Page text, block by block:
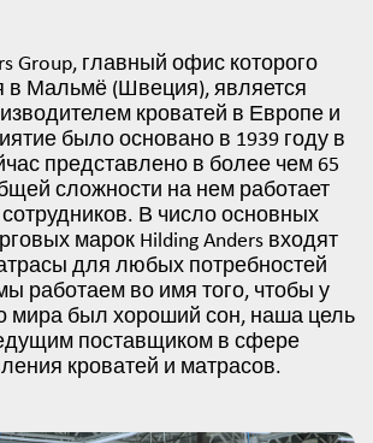
Group, главный офис которого
в Мальмё (Швеция), является
кроватей в Европе и
было основано в 1939 году в
представлено в более чем 65
сложности на нем работает
В число основных
марок Hilding Anders входят
для любых потребностей
работаем во имя того, чтобы у
мира был хороший сон, наша цель
поставщиком в сфере
кроватей и матрасов.